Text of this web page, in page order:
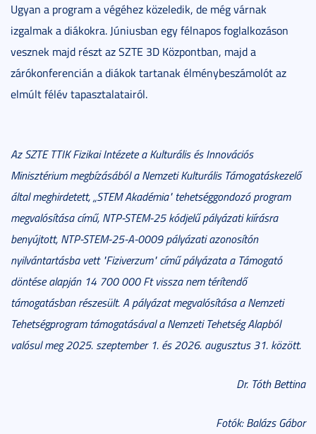
Ugyan a program a végéhez közeledik, de még várnak
izgalmak a diákokra. Júniusban egy félnapos foglalkozáson
vesznek majd részt az SZTE 3D Központban, majd a
zárókonferencián a diákok tartanak élménybeszámolót az
elmúlt félév tapasztalatairól.
Az SZTE TTIK Fizikai Intézete a Kulturális és Innovációs
Minisztérium megbízásából a Nemzeti Kulturális Támogatáskezelő
által meghirdetett, „STEM Akadémia" tehetséggondozó program
megvalósítása című, NTP-STEM-25 kódjelű pályázati kiírásra
benyújtott, NTP-STEM-25-A-0009 pályázati azonosítón
nyilvántartásba vett "Fiziverzum" című pályázata a Támogató
döntése alapján 14 700 000 Ft vissza nem térítendő
támogatásban részesült. A pályázat megvalósítása a Nemzeti
Tehetségprogram támogatásával a Nemzeti Tehetség Alapból
valósul meg 2025. szeptember 1. és 2026. augusztus 31. között.
Dr. Tóth Bettina
Fotók: Balázs Gábor